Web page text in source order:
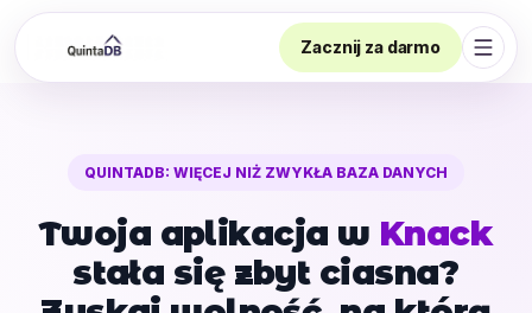
Zacznij za darmo
QUINTADB: WIĘCEJ NIŻ ZWYKŁA BAZA DANYCH
Twoja aplikacja w Knack
stała się zbyt ciasna?